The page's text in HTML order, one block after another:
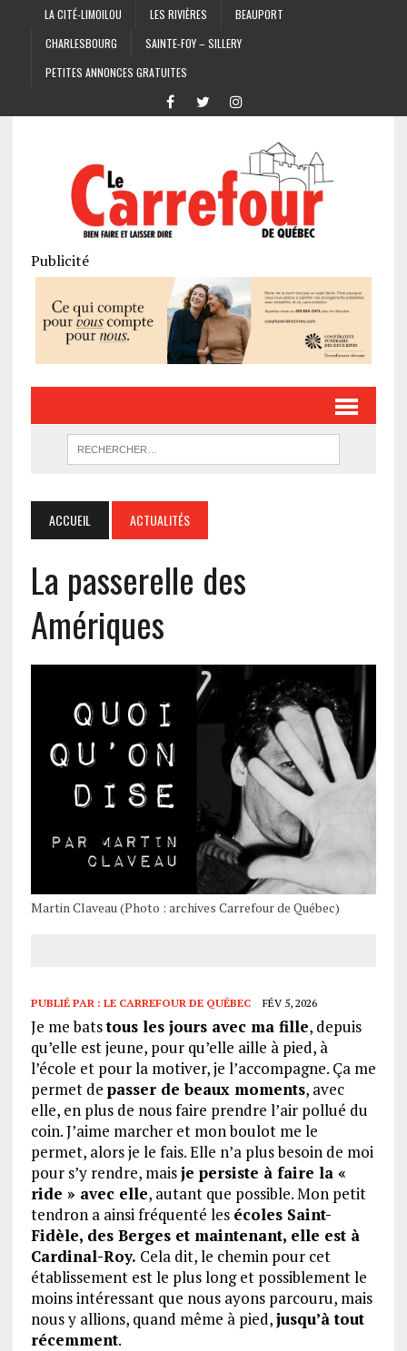
LA CITÉ-LIMOILOU LES RIVIÈRES
BEAUPORT
CHARLESBOURG
SAINTE-FOY – SILLERY
PETITES ANNONCES GRATUITES
Publicité
ACCUEIL ACTUALITÉS
La passerelle des
Amériques
Martin Claveau (Photo : archives Carrefour de Québec)
PUBLIÉ PAR : LE CARREFOUR DE QUÉBEC FÉV 5, 2026
Je me batstous les jours avec ma fille, depuis
qu’elle est jeune, pour qu’elle aille à pied, à
l’école et pour la motiver, je l’accompagne. Ça me
permet de passer de beaux moments, avec
elle, en plus de nous faire prendre l’air pollué du
coin. J’aime marcher et mon boulot me le
permet, alors je le fais. Elle n’a plus besoin de moi
pour s’y rendre, maisje persiste à faire la «
ride » avec elle, autant que possible. Mon petit
tendron a ainsi fréquenté les écoles Saint-
Fidèle, des Berges et maintenant, elle est à
Cardinal-Roy. Cela dit, le chemin pour cet
établissement est le plus long et possiblement le
moins intéressant que nous ayons parcouru, mais
nous y allions, quand même à pied,jusqu’à tout
récemment.